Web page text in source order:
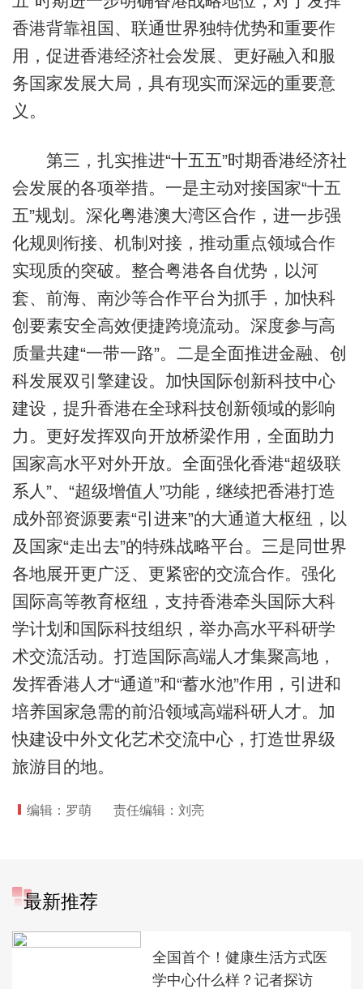
香港背靠祖国、联通世界独特优势和重要作
用，促进香港经济社会发展、更好融入和服
务国家发展大局，具有现实而深远的重要意
义。
第三，扎实推进“十五五”时期香港经济社
会发展的各项举措。一是主动对接国家“十五
五”规划。深化粤港澳大湾区合作，进一步强
化规则衔接、机制对接，推动重点领域合作
实现质的突破。整合粤港各自优势，以河
套、前海、南沙等合作平台为抓手，加快科
创要素安全高效便捷跨境流动。深度参与高
质量共建“一带一路”。二是全面推进金融、创
科发展双引擎建设。加快国际创新科技中心
建设，提升香港在全球科技创新领域的影响
力。更好发挥双向开放桥梁作用，全面助力
国家高水平对外开放。全面强化香港“超级联
系人”、“超级增值人”功能，继续把香港打造
成外部资源要素“引进来”的大通道大枢纽，以
及国家“走出去”的特殊战略平台。三是同世界
各地展开更广泛、更紧密的交流合作。强化
国际高等教育枢纽，支持香港牵头国际大科
学计划和国际科技组织，举办高水平科研学
术交流活动。打造国际高端人才集聚高地，
发挥香港人才“通道”和“蓄水池”作用，引进和
培养国家急需的前沿领域高端科研人才。加
快建设中外文化艺术交流中心，打造世界级
旅游目的地。
编辑：罗萌 责任编辑：刘亮
最新推荐
全国首个！健康生活方式医
学中心什么样？记者探访